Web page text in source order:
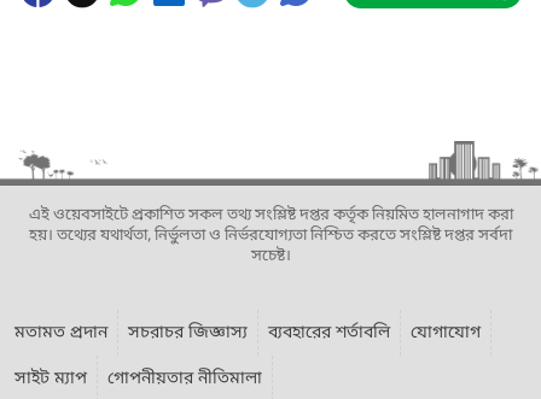
এই ওয়েবসাইটে প্রকাশিত সকল তথ্য সংশ্লিষ্ট দপ্তর কর্তৃক নিয়মিত হালনাগাদ করা
হয়। তথ্যের যথার্থতা, নির্ভুলতা ও নির্ভরযোগ্যতা নিশ্চিত করতে সংশ্লিষ্ট দপ্তর সর্বদা
সচেষ্ট।
মতামত প্রদান সচরাচর জিজ্ঞাস্য ব্যবহারের শর্তাবলি
যোগাযোগ
সাইট ম্যাপ
গোপনীয়তার নীতিমালা